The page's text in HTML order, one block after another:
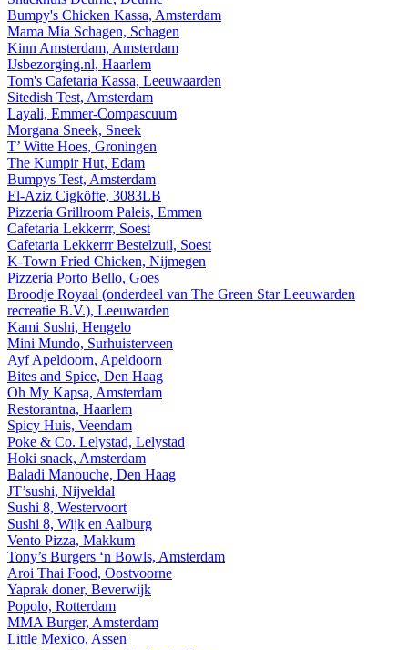
Bumpy's Chicken Kassa, Amsterdam
Mama Mia Schagen, Schagen
Kinn Amsterdam, Amsterdam
IJsbezorging.nl, Haarlem
Tom's Cafetaria Kassa, Leeuwaarden
Sitedish Test, Amsterdam
Layali, Emmer-Compascuum
Morgana Sneek, Sneek
T’ Witte Hoes, Groningen
The Kumpir Hut, Edam
Bumpys Test, Amsterdam
El-Aziz Cigköfte, 3083LB
Pizzeria Grillroom Paleis, Emmen
Cafetaria Lekkerrr, Soest
Cafetaria Lekkerrr Bestelzuil, Soest
K-Town Fried Chicken, Nijmegen
Pizzeria Porto Bello, Goes
Broodje Royaal (onderdeel van The Green Star Leeuwarden
recreatie B.V.), Leeuwarden
Kami Sushi, Hengelo
Mini Mundo, Surhuisterveen
Ayf Apeldoorn, Apeldoorn
Bites and Spice, Den Haag
Oh My Kapsa, Amsterdam
Restorantna, Haarlem
Spicy Huis, Veendam
Poke & Co. Lelystad, Lelystad
Hoki snack, Amsterdam
Baladi Manouche, Den Haag
JT’sushi, Nijveldal
Sushi 8, Westervoort
Sushi 8, Wijk en Aalburg
Vento Pizza, Makkum
Tony’s Burgers ‘n Bowls, Amsterdam
Aroi Thai Food, Oostvoorne
Yaprak doner, Beverwijk
Popolo, Rotterdam
MMA Burger, Amsterdam
Little Mexico, Assen